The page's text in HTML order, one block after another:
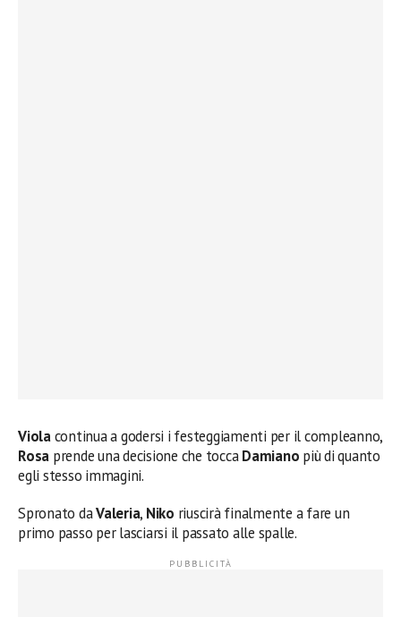
Violacontinua a godersi i festeggiamenti per il compleanno,
Rosa prende una decisione che toccaDamiano più di quanto
egli stesso immagini.
Spronato daValeria, Niko riuscirà finalmente a fare un
primo passo per lasciarsi il passato alle spalle.